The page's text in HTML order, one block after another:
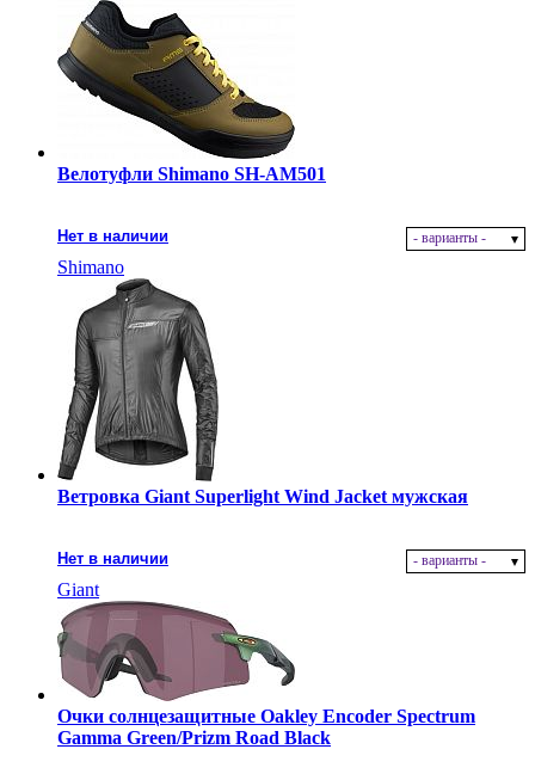
Велотуфли Shimano SH-AM501
Нет в наличии - варианты -
Shimano
Ветровка Giant Superlight Wind Jacket мужская
Нет в наличии - варианты -
Giant
Очки солнцезащитные Oakley Encoder Spectrum
Gamma Green/Prizm Road Black